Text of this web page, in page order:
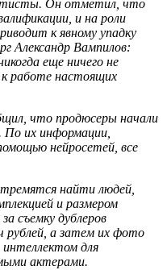
Он отметил, что
и на роли
к явному упадку
Александр Вампилов:
еще ничего не
работе настоящих
что продюсеры начали
По их информации,
нейросетей, все
найти людей,
и размером
съемку дублеров
рублей, а затем их фото
для
актерами.